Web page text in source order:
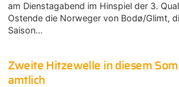
am Dienstagabend im Hinspiel der 3.
Ostende die Norweger von Bodø/Glimt,
Saison…
Zweite Hitzewelle in diesem
amtlich